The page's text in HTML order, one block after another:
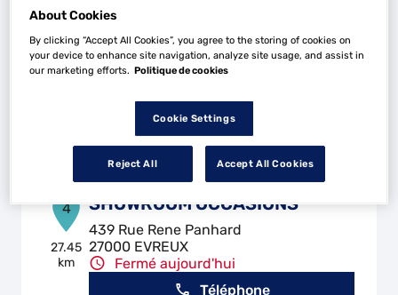
3
15.03
km
GARAGE FLEURY GUILLAUME
21 Rue Deve
76500 ROUEN
Fermé actuellement
4
27.45
km
SHOWROOM OCCASIONS
439 Rue Rene Panhard
27000 EVREUX
Fermé aujourd'hui
Téléphone
About Cookies
By clicking “Accept All Cookies”, you agree to the storing of cookies on
your device to enhance site navigation, analyze site usage, and assist in
our marketing efforts. Politique de cookies
Cookie Settings
Reject All Accept All Cookies